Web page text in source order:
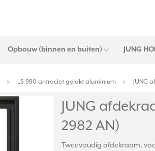
Opbouw (binnen en buiten) JUNG
LS 990 antraciet gelakt aluminium JUNG
JUNG
2982 AN)
Tweevoudig afdekraam,